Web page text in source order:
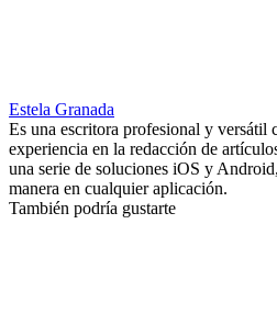
Estela Granada
Es una escritora profesional y versátil
experiencia en la redacción de
una serie de soluciones iOS y
manera en cualquier aplicación.
También podría gustarte